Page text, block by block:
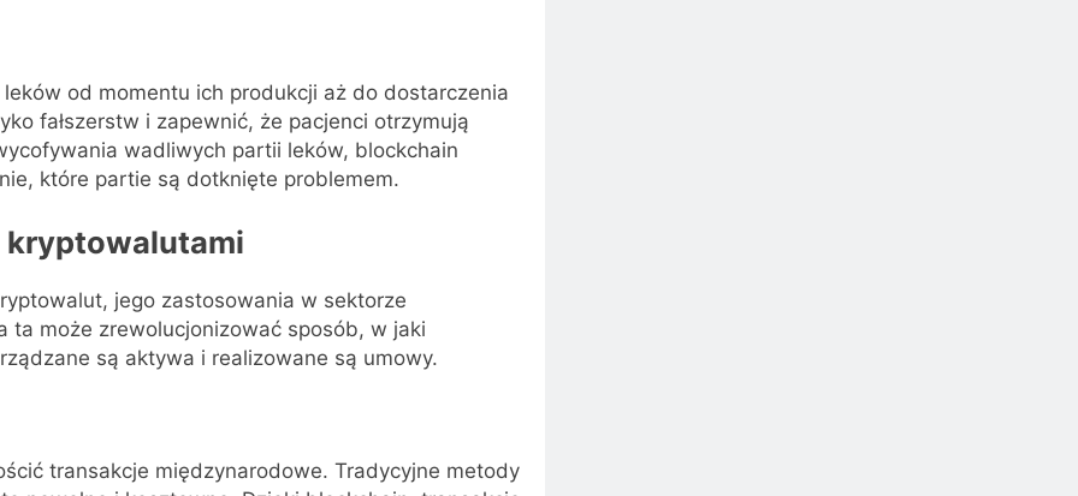
od momentu ich produkcji aż do dostarczenia
fałszerstw i zapewnić, że pacjenci otrzymują
wadliwych partii leków, blockchain
które partie są dotknięte problemem.
kryptowalutami
jego zastosowania w sektorze
ta może zrewolucjonizować sposób, w jaki
są aktywa i realizowane są umowy.
transakcje międzynarodowe. Tradycyjne metody